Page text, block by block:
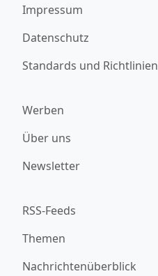
Impressum
Datenschutz
Standards und Richtlinien
Werben
Über uns
Newsletter
RSS-Feeds
Themen
Nachrichtenüberblick